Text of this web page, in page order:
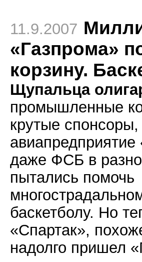
11.9.2007
«Газпрома»
корзину.
Щупальца
промышленные
крутые спонсоры,
даже ФСБ в
пытались помочь
баскетболу. Но
«Спартак»,
надолго пришел